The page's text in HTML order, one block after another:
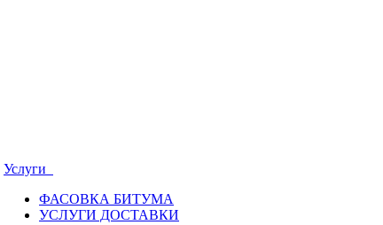
Услуги
ФАСОВКА БИТУМА
УСЛУГИ ДОСТАВКИ